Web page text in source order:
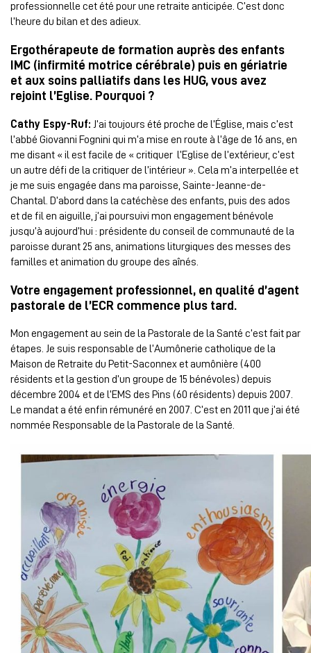
professionnelle cet été pour une retraite anticipée. C’est donc
l’heure du bilan et des adieux.
Ergothérapeute de formation auprès des enfants
IMC (infirmité motrice cérébrale) puis en gériatrie
et aux soins palliatifs dans les HUG, vous avez
rejoint l’Eglise. Pourquoi ?
Cathy Espy-Ruf: J’ai toujours été proche de l’Église, mais c’est
l’abbé Giovanni Fognini qui m’a mise en route à l’âge de 16 ans, en
me disant « il est facile de « critiquer l’Eglise de l’extérieur, c’est
un autre défi de la critiquer de l’intérieur ». Cela m’a interpellée et
je me suis engagée dans ma paroisse, Sainte-Jeanne-de-
Chantal. D’abord dans la catéchèse des enfants, puis des ados
et de fil en aiguille, j’ai poursuivi mon engagement bénévole
jusqu’à aujourd’hui : présidente du conseil de communauté de la
paroisse durant 25 ans, animations liturgiques des messes des
familles et animation du groupe des aînés.
Votre engagement professionnel, en qualité d’agent
pastorale de l’ECR commence plus tard.
Mon engagement au sein de la Pastorale de la Santé c’est fait par
étapes. Je suis responsable de l’Aumônerie catholique de la
Maison de Retraite du Petit-Saconnex et aumônière (400
résidents et la gestion d’un groupe de 15 bénévoles) depuis
décembre 2004 et de l’EMS des Pins (60 résidents) depuis 2007.
Le mandat a été enfin rémunéré en 2007. C’est en 2011 que j’ai été
nommée Responsable de la Pastorale de la Santé.